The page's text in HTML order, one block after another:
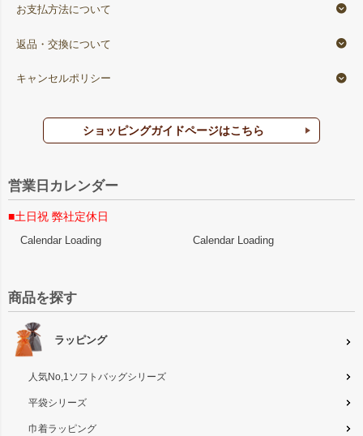
お支払方法について
返品・交換について
キャンセルポリシー
ショッピングガイドページはこちら
営業日カレンダー
■土日祝 弊社定休日
Calendar Loading Calendar Loading
商品を探す
ラッピング
人気No,1ソフトバッグシリーズ
平袋シリーズ
巾着ラッピング